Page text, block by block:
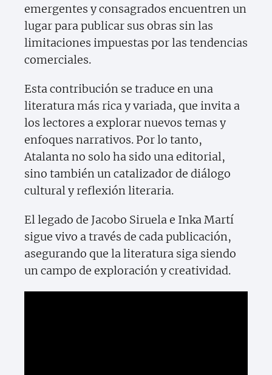
emergentes y consagrados encuentren un
lugar para publicar sus obras sin las
limitaciones impuestas por las tendencias
comerciales.
Esta contribución se traduce en una
literatura más rica y variada, que invita a
los lectores a explorar nuevos temas y
enfoques narrativos. Por lo tanto,
Atalanta no solo ha sido una editorial,
sino también un catalizador de diálogo
cultural y reflexión literaria.
El legado de Jacobo Siruela e Inka Martí
sigue vivo a través de cada publicación,
asegurando que la literatura siga siendo
un campo de exploración y creatividad.